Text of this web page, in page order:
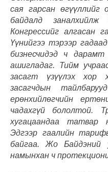
сая гарсан өгүүллийг
байдалд заналхийлж
Конгрессийг алгасан
Үүнийгээ тэрээр
бизнесчидэд ч дарамт
ашигладаг. Тийм
засагт үзүүлэх хор
засагчдын
ерөнхийлөгчийн
чадахгүй бололтой.
хугацаандаа татвар
Эдгээр гаалийн
байгаа. Жо Байдэний
намынхан ч